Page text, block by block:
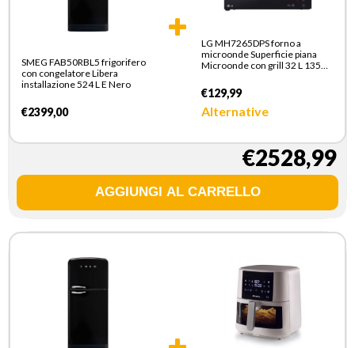
SMEG FAB50RBL5 frigorifero
con congelatore Libera
installazione 524 L E Nero
€2399,00
LG MH7265DPS forno a
microonde Superficie piana
Microonde con grill 32 L 1350
€129,99
Alternative
€2528,99